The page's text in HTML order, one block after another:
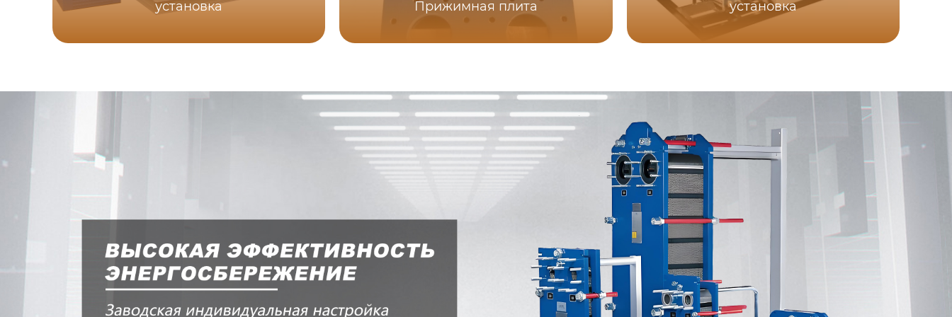
установка
Прижимная плита
установка